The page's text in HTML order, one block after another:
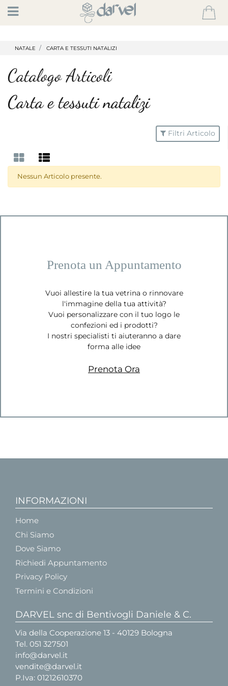
Open
NATALE CARTA E TESSUTI NATALIZI
Catalogo Articoli
Carta e tessuti natalizi
Filtri Articolo
Nessun Articolo presente.
Prenota un Appuntamento
Vuoi allestire la tua vetrina o rinnovare
l'immagine della tua attività?
Vuoi personalizzare con il tuo logo le
confezioni ed i prodotti?
I nostri specialisti ti aiuteranno a dare
forma alle idee
Prenota Ora
INFORMAZIONI
Home
Chi Siamo
Dove Siamo
Richiedi Appuntamento
Privacy Policy
Termini e Condizioni
DARVEL snc di Bentivogli Daniele & C.
Via della Cooperazione 13 - 40129 Bologna
Tel. 051 327501
info@darvel.it
vendite@darvel.it
P.Iva: 01212610370